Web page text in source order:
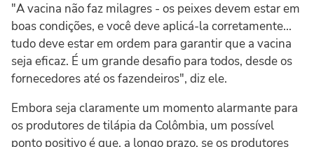
"A vacina não faz milagres - os peixes devem estar em
boas condições, e você deve aplicá-la corretamente...
tudo deve estar em ordem para garantir que a vacina
seja eficaz. É um grande desafio para todos, desde os
fornecedores até os fazendeiros", diz ele.
Embora seja claramente um momento alarmante para
os produtores de tilápia da Colômbia, um possível
ponto positivo é que, a longo prazo, se os produtores